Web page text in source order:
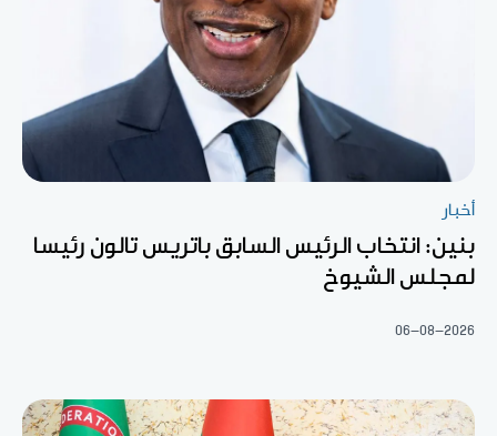
أخبار
بنين: انتخاب الرئيس السابق باتريس تالون رئيسا
لمجلس الشيوخ
06-08-2026